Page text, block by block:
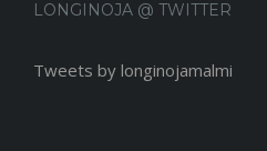
LONGINOJA @ TWITTER
Tweets by longinojamalmi